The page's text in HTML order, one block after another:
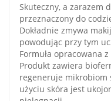
Skuteczny, a zarazem
przeznaczony do
Dokładnie zmywa
powodując przy tym
Formuła opracowana
Produkt zawiera
regeneruje mikrobiom
użyciu skóra jest